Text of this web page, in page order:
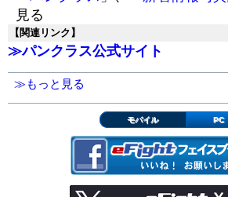
見る
【関連リンク】
≫パンクラス公式サイト
≫もっと見る
モバイル PC